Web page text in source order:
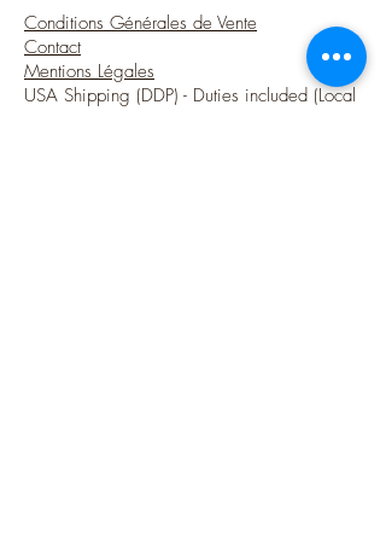
Conditions Générales de Vente
Contact
Mentions Légales
USA Shipping (DDP) - Duties included (Local